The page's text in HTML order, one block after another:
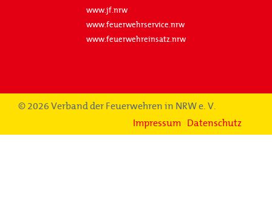
www.jf.nrw
www.feuerwehrservice.nrw
www.feuerwehreinsatz.nrw
© 2026 Verband der Feuerwehren in NRW e. V.
Impressum
Datenschutz